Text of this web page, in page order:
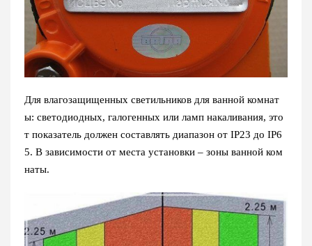
Для влагозащищенных светильников для ванной комнат
ы: светодиодных, галогенных или ламп накаливания, это
т показатель должен составлять диапазон от IP23 до IP6
5. В зависимости от места установки – зоны ванной ком
наты.